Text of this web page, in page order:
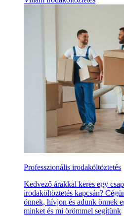
Professzionális irodaköltöztetés
Kedvező árakkal keres egy
irodaköltöztetés kapcsán?
önnek, hívjon és adunk önnek
minket és mi örömmel segítünk